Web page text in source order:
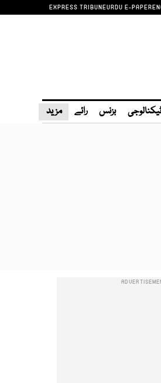
EXPRESS TRIBUNEURDU E-PAPER
بزنس رائے مزید